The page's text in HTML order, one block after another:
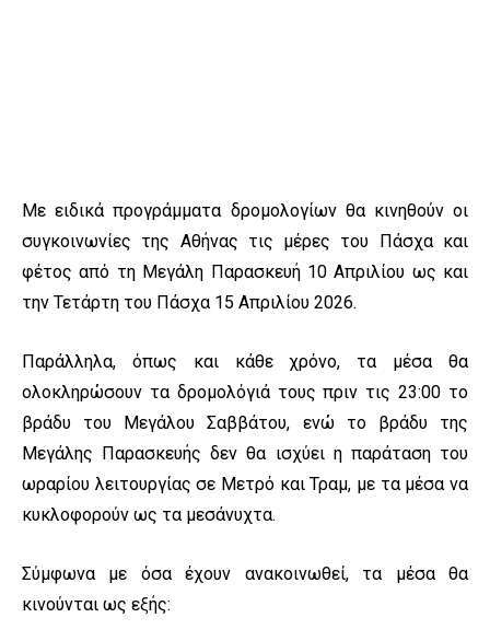
Με ειδικά προγράμματα δρομολογίων θα κινηθούν οι
συγκοινωνίες της Αθήνας τις μέρες του Πάσχα και
φέτος από τη Μεγάλη Παρασκευή 10 Απριλίου ως και
την Τετάρτη του Πάσχα 15 Απριλίου 2026.
Παράλληλα, όπως και κάθε χρόνο, τα μέσα θα
ολοκληρώσουν τα δρομολόγιά τους πριν τις 23:00 το
βράδυ του Μεγάλου Σαββάτου, ενώ το βράδυ της
Μεγάλης Παρασκευής δεν θα ισχύει η παράταση του
ωραρίου λειτουργίας σε Μετρό και Τραμ, με τα μέσα να
κυκλοφορούν ως τα μεσάνυχτα.
Σύμφωνα με όσα έχουν ανακοινωθεί, τα μέσα θα
κινούνται ως εξής: